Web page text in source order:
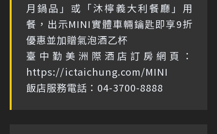
月鍋品」或「沐檸義大利餐廳」用
餐，出示MINI實體車輛鑰匙即享9折
優惠並加贈氣泡酒乙杯
臺中勤美洲際酒店訂房網頁：
https://ictaichung.com/MINI
飯店服務電話：04-3700-8888